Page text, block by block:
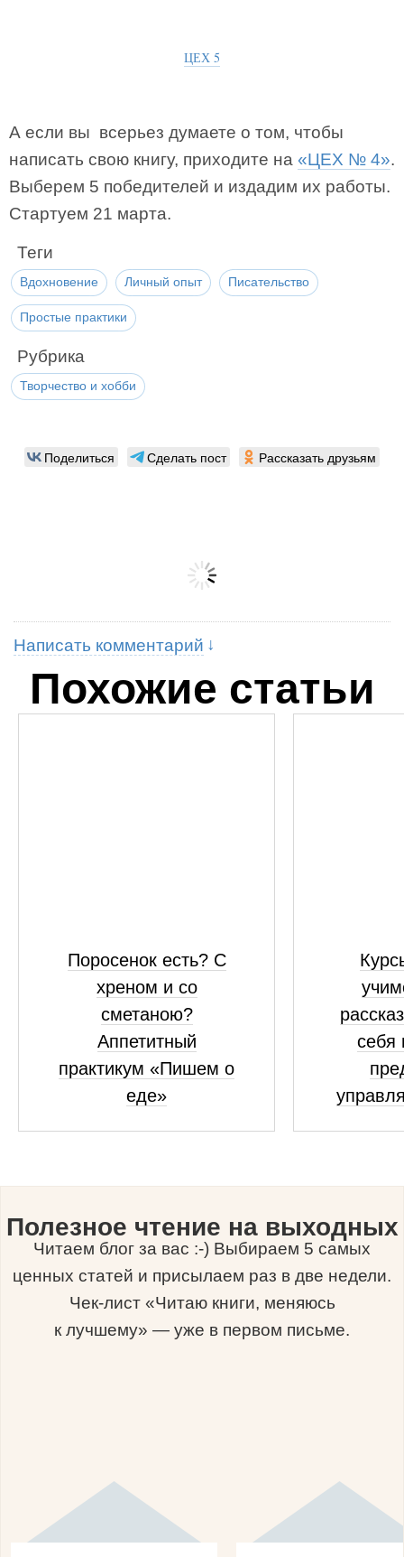
ЦЕХ 5
А если вы всерьез думаете о том, чтобы
написать свою книгу, приходите на «ЦЕХ № 4».
Выберем 5 победителей и издадим их работы.
Стартуем 21 марта.
Теги
Вдохновение Личный опыт Писательство
Простые практики
Рубрика
Творчество и хобби
Поделиться Сделать пост Рассказать друзьям
Написать комментарий
Похожие статьи
Поросенок есть? С
хреном и со
сметаною?
Аппетитный
практикум «Пишем о
еде»
себя
Полезное чтение на выходных
Читаем блог за вас :-) Выбираем 5 самых
ценных статей и присылаем раз в две недели.
Чек-лист «Читаю книги, меняюсь
к лучшему» — уже в первом письме.